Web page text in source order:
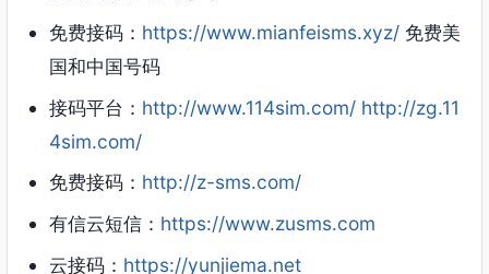
免费接码： https://www.mianfeisms.xyz/ 免费美
国和中国号码
接码平台： http://www.114sim.com/ http://zg.11
4sim.com/
免费接码： http://z-sms.com/
有信云短信： https://www.zusms.com
云接码： https://yunjiema.net